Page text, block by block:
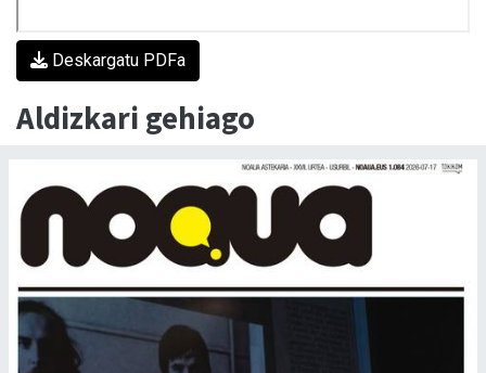
Deskargatu PDFa
Aldizkari gehiago